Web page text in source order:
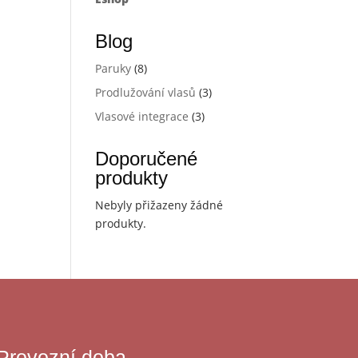
Blog
Paruky (8)
Prodlužování vlasů (3)
Vlasové integrace (3)
Doporučené
produkty
Nebyly přižazeny žádné
produkty.